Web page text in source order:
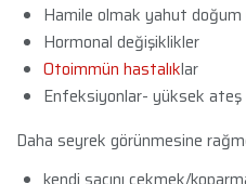
Hamile olmak yahut doğum
Hormonal değişiklikler
Otoimmün hastalıklar
Enfeksiyonlar- yüksek ateş
Daha seyrek görünmesine